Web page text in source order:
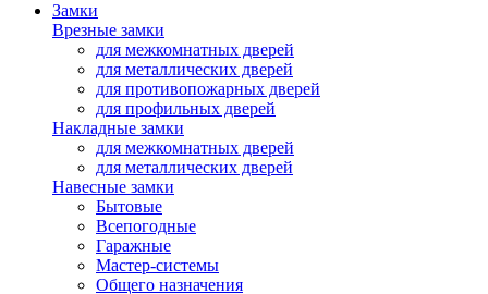
Замки
Врезные замки
для межкомнатных дверей
для металлических дверей
для противопожарных дверей
для профильных дверей
Накладные замки
для межкомнатных дверей
для металлических дверей
Навесные замки
Бытовые
Всепогодные
Гаражные
Мастер-системы
Общего назначения